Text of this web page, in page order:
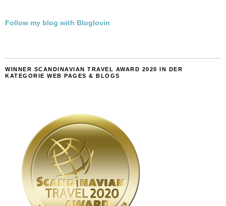
Follow my blog with Bloglovin
WINNER SCANDINAVIAN TRAVEL AWARD 2020 IN DER
KATEGORIE WEB PAGES & BLOGS